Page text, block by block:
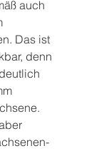
auch
Das ist
denn